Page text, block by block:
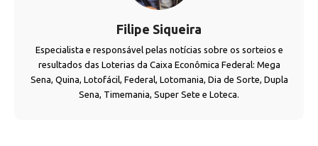
Filipe Siqueira
Especialista e responsável pelas notícias sobre os sorteios e
resultados das Loterias da Caixa Econômica Federal: Mega
Sena, Quina, Lotofácil, Federal, Lotomania, Dia de Sorte, Dupla
Sena, Timemania, Super Sete e Loteca.